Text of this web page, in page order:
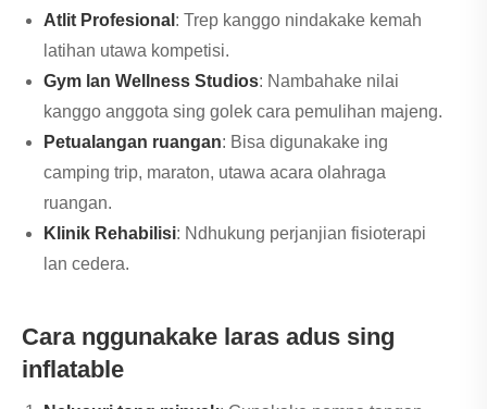
Atlit Profesional : Trep kanggo nindakake kemah
latihan utawa kompetisi.
Gym lan Wellness Studios: Nambahake nilai
kanggo anggota sing golek cara pemulihan majeng.
Petualangan ruangan: Bisa digunakake ing
camping trip, maraton, utawa acara olahraga
ruangan.
Klinik Rehabilisi: Ndhukung perjanjian fisioterapi
lan cedera.
Cara nggunakake laras adus sing
inflatable